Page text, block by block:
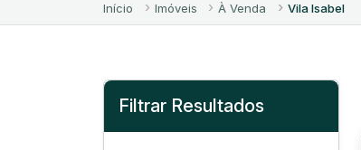
Início Imóveis À Venda Vila Isabel
Filtrar Resultados